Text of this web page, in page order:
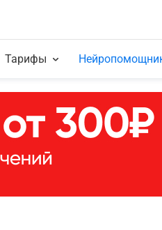
Тарифы